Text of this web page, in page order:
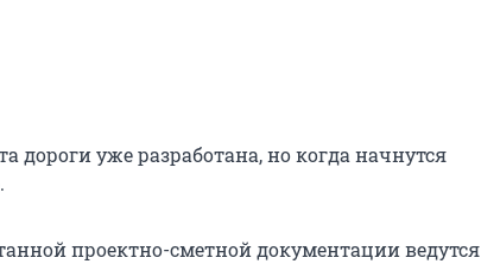
дороги уже разработана, но когда начнутся
проектно-сметной документации ведутся